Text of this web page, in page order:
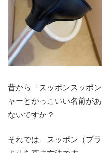
昔から「スッポンスッポ
ャーとかっこいい名前が
ないですか？
それでは、スッポン（プ